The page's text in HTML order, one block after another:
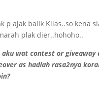
p ajak balik Klias..so kena
plak dier..hohoho..
aku wat contest or giveaway
as hadiah rasa2nya